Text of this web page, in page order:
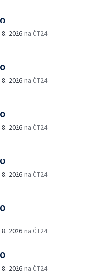
8. 2026 na ČT24
8. 2026 na ČT24
8. 2026 na ČT24
8. 2026 na ČT24
8. 2026 na ČT24
8. 2026 na ČT24